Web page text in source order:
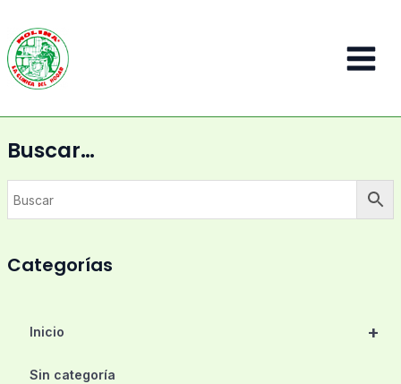
contenido
Main
Buscar…
Categorías
+
Inicio
Sin categoría